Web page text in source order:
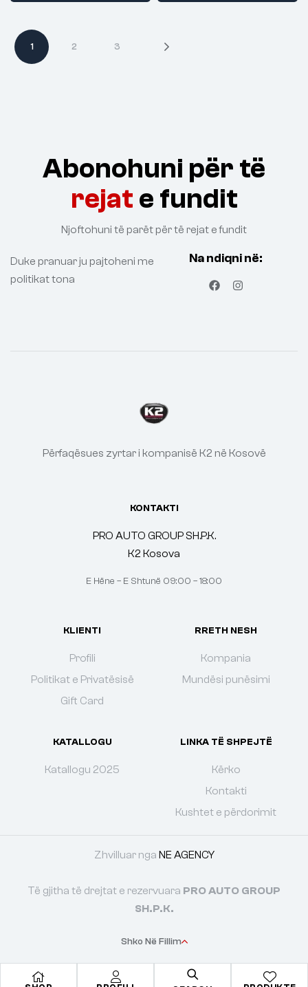
1 2 3
Abonohuni për të
rejat e fundit
Njoftohuni të parët për të rejat e fundit
Duke pranuar ju pajtoheni me
politikat tona
Na ndiqni në:
KONTAKTI
PRO AUTO GROUP SH.P.K.
K2 Kosova
E Hëne – E Shtunë 09:00 – 18:00
KLIENTI
Profili
Politikat e Privatësisë
Gift Card
RRETH NESH
Kompania
Mundësi punësimi
KATALLOGU
Katallogu 2025
LINKA TË SHPEJTË
Kërko
Kontakti
Kushtet e përdorimit
Përfaqësues zyrtar i kompanisë K2 në Kosovë
Zhvilluar nga NE AGENCY
Shko Në Fillim
Të gjitha të drejtat e rezervuara PRO AUTO GROUP
SH.P.K.